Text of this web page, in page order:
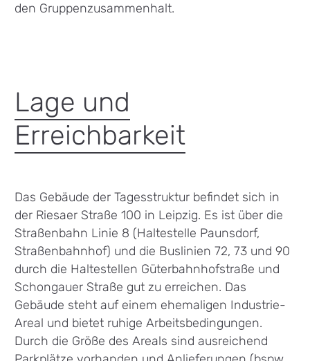
den Gruppenzusammenhalt.
Lage und
Erreichbarkeit
Das Gebäude der Tagesstruktur befindet sich in
der Riesaer Straße 100 in Leipzig. Es ist über die
Straßenbahn Linie 8 (Haltestelle Paunsdorf,
Straßenbahnhof) und die Buslinien 72, 73 und 90
durch die Haltestellen Güterbahnhofstraße und
Schongauer Straße gut zu erreichen. Das
Gebäude steht auf einem ehemaligen Industrie-
Areal und bietet ruhige Arbeitsbedingungen.
Durch die Größe des Areals sind ausreichend